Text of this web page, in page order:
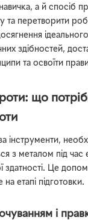
а й спосіб
та перетворити
здібностей,
та освоїти
що
інструменти,
з металом під час
здатності. Це
етапі підготовки.
і